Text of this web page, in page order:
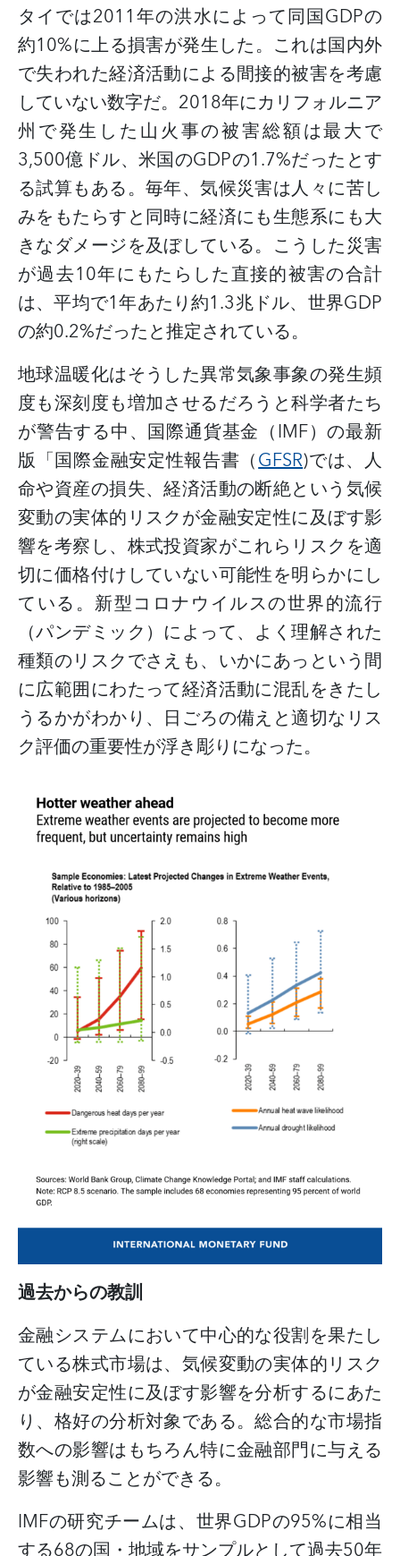
タイでは2011年の洪水によって同国GDPの
約10%に上る損害が発生した。これは国内外
で失われた経済活動による間接的被害を考慮
していない数字だ。 2018年にカリフォルニア
州で発生した山火事の被害総額は最大で
3,500億ドル、米国のGDPの1.7%だったとす
る試算もある。毎年、気候災害は人々に苦し
みをもたらすと同時に経済にも生態系にも大
きなダメージを及ぼしている。こうした災害
が過去10年にもたらした直接的被害の合計
は、平均で1年あたり約1.3兆ドル、世界GDP
の約0.2%だったと推定されている。
地球温暖化はそうした異常気象事象の発生頻
度も深刻度も増加させるだろうと科学者たち
が警告する中、国際通貨基金（IMF）の最新
版「国際金融安定性報告書（GFSR)では、人
命や資産の損失、経済活動の断絶という気候
変動の実体的リスクが金融安定性に及ぼす影
響を考察し、株式投資家がこれらリスクを適
切に価格付けしていない可能性を明らかにし
ている。新型コロナウイルスの世界的流行
（パンデミック）によって、よく理解された
種類のリスクでさえも、いかにあっという間
に広範囲にわたって経済活動に混乱をきたし
うるかがわかり、日ごろの備えと適切なリス
ク評価の重要性が浮き彫りになった。
過去からの教訓
金融システムにおいて中心的な役割を果たし
ている株式市場は、気候変動の実体的リスク
が金融安定性に及ぼす影響を分析するにあた
り、格好の分析対象である。総合的な市場指
数への影響はもちろん特に金融部門に与える
影響も測ることができる。
IMFの研究チームは、世界GDPの95%に相当